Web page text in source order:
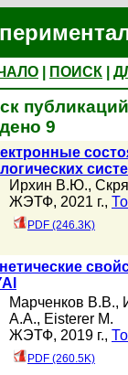
ПОИСК
9
Ирхин В.Ю.,
ЖЭТФ, 2021 г.,
PDF (246.3K)
Марченков В.В.,
А.А., Eisterer M.
ЖЭТФ, 2019 г.,
PDF (260.5K)